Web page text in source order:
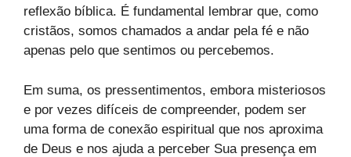
reflexão bíblica. É fundamental lembrar que, como
cristãos, somos chamados a andar pela fé e não
apenas pelo que sentimos ou percebemos.
Em suma, os pressentimentos, embora misteriosos
e por vezes difíceis de compreender, podem ser
uma forma de conexão espiritual que nos aproxima
de Deus e nos ajuda a perceber Sua presença em